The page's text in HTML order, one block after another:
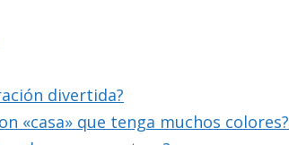
divertida?
«casa» que tenga muchos colores?